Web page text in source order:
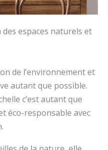
espaces naturels et
de l’environnement et
autant que possible.
c’est autant que
éco-responsable avec